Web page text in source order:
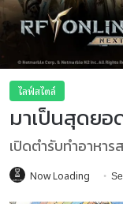
ไลฟ์สไตล์
มาเป็นสุดย
เปิดตำรับทำอาหา
Now Loading